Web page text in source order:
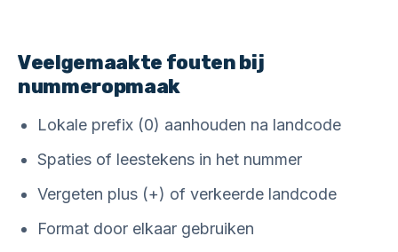
Veelgemaakte fouten bij
nummeropmaak
Lokale prefix (0) aanhouden na landcode
Spaties of leestekens in het nummer
Vergeten plus (+) of verkeerde landcode
Format door elkaar gebruiken